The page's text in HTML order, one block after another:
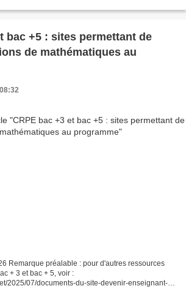
bac +5 : sites permettant de
de mathématiques au
Remarque préalable : pour d'autres ressources
+ 3 et bac + 5, voir :
2025/07/documents-du-site-devenir-enseignant-